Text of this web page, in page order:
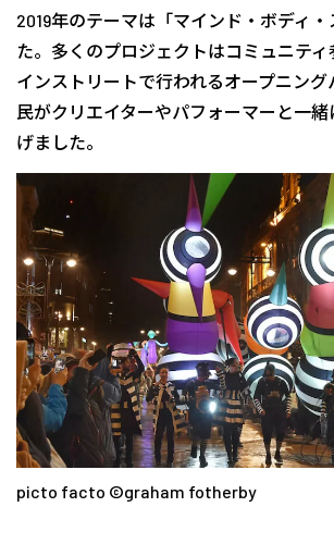
2019年のテーマは「マインド・ボディ
た。多くのプロジェクトはコミュニティ
インストリートで行われるオープニン
民がクリエイターやパフォーマーと一
げました。
picto facto ©︎graham fotherby